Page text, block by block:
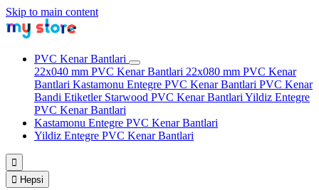
Skip to main content
PVC Kenar Bantlari
22x040 mm PVC Kenar Bantlari 22x080 mm PVC Kenar
Bantlari Kastamonu Entegre PVC Kenar Bantlari PVC Kenar
Bandi Etiketler Starwood PVC Kenar Bantlari Yildiz Entegre
PVC Kenar Bantlari
Kastamonu Entegre PVC Kenar Bantlari
Yildiz Entegre PVC Kenar Bantlari

 Hepsi